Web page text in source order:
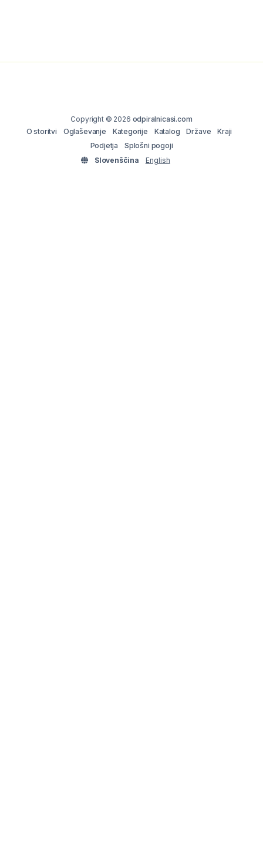
Copyright © 2026 odpiralnicasi.com
O storitvi
Oglaševanje Kategorije Katalog Države
Kraji
Podjetja
Splošni pogoji
Slovenščina
English